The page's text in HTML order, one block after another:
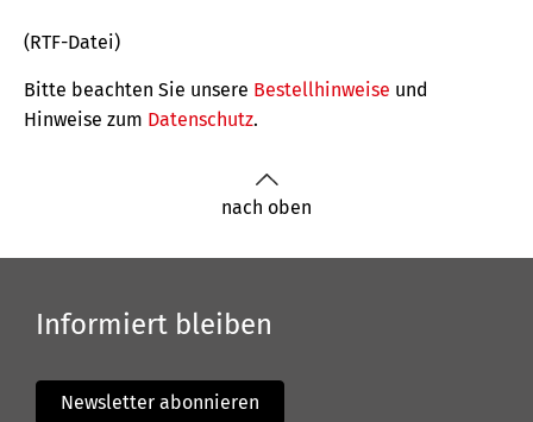
(RTF-Datei)
Bitte beachten Sie unsere Bestellhinweise und
Hinweise zum Datenschutz.
nach oben
Informiert bleiben
Newsletter abonnieren